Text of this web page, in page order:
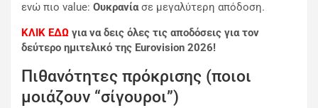
ενώ πιο value: Ουκρανίασε μεγαλύτερη απόδοση.
ΚΛΙΚ ΕΔΩ για να δεις όλες τις αποδόσεις για τον
δεύτερο ημιτελικό της Eurovision 2026!
Πιθανότητες πρόκρισης (ποιοι
μοιάζουν “σίγουροι”)